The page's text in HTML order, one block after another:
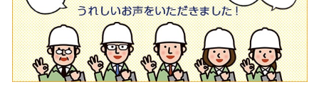
その他
230mm（9インチ）
205mm（8インチ）
230mm（9インチ）
180ｍｍ（7インチ）
205mm（8インチ）